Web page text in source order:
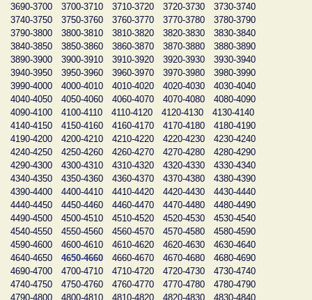
3690-3700
3700-3710 3710-3720 3720-3730
3730-3740
3740-3750
3750-3760 3760-3770 3770-3780
3780-3790
3790-3800
3800-3810 3810-3820 3820-3830
3830-3840
3840-3850
3850-3860 3860-3870 3870-3880
3880-3890
3890-3900
3900-3910 3910-3920 3920-3930
3930-3940
3940-3950
3950-3960 3960-3970 3970-3980
3980-3990
3990-4000
4000-4010 4010-4020 4020-4030
4030-4040
4040-4050
4050-4060 4060-4070 4070-4080
4080-4090
4090-4100
4100-4110 4110-4120 4120-4130
4130-4140
4140-4150
4150-4160 4160-4170 4170-4180
4180-4190
4190-4200
4200-4210 4210-4220 4220-4230
4230-4240
4240-4250
4250-4260 4260-4270 4270-4280
4280-4290
4290-4300
4300-4310 4310-4320 4320-4330
4330-4340
4340-4350
4350-4360 4360-4370 4370-4380
4380-4390
4390-4400
4400-4410 4410-4420 4420-4430
4430-4440
4440-4450
4450-4460 4460-4470 4470-4480
4480-4490
4490-4500
4500-4510 4510-4520 4520-4530
4530-4540
4540-4550
4550-4560 4560-4570 4570-4580
4580-4590
4590-4600
4600-4610 4610-4620 4620-4630
4630-4640
4640-4650
4650-4660 4660-4670 4670-4680
4680-4690
4690-4700
4700-4710 4710-4720 4720-4730
4730-4740
4740-4750
4750-4760 4760-4770 4770-4780
4780-4790
4790-4800
4800-4810 4810-4820 4820-4830
4830-4840